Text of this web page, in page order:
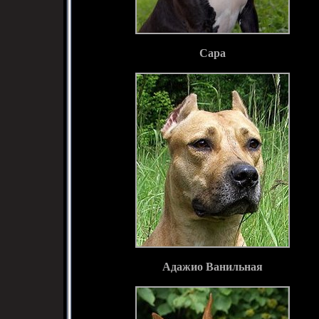
Сара
Адажио Ванильная